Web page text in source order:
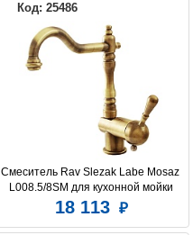
Код: 25486
Смеситель Rav Slezak Labe Mosaz
L008.5/8SM для кухонной мойки
18 113